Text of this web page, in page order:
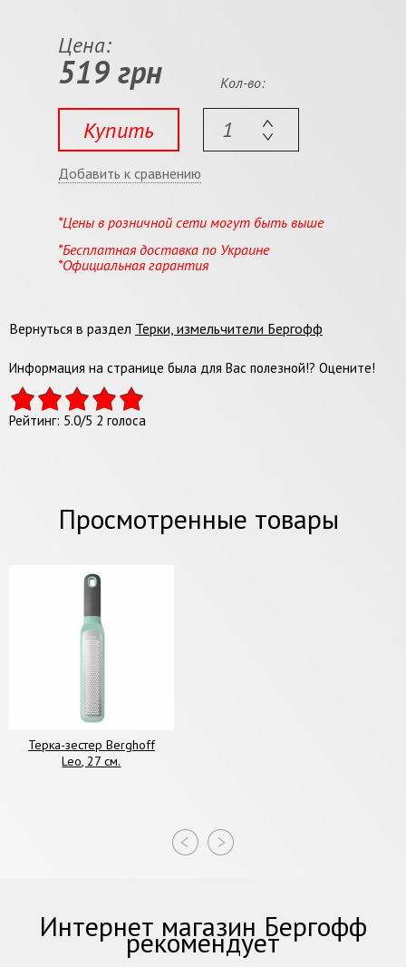
Цена:
519 грн
Купить
Кол-во:
Добавить к сравнению
*Цены в розничной сети могут быть выше
*Бесплатная доставка по Украине
*Официальная гарантия
Вернуться в раздел Терки, измельчители Бергофф
Информация на странице была для Вас полезной!? Оцените!
Рейтинг: 5.0/5 2 голоса
Просмотренные товары
Терка-зестер Berghoff
Leo, 27 см.
Интернет магазин Бергофф
рекомендует